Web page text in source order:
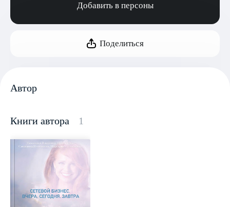
Добавить в персоны
Поделиться
Автор
Книги автора 1